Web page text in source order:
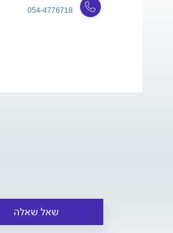
054-4776718
שאל שאלה